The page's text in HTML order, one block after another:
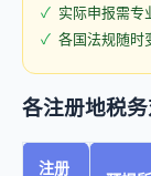
实际申报需专
各国法规随时
各注册地税
注册